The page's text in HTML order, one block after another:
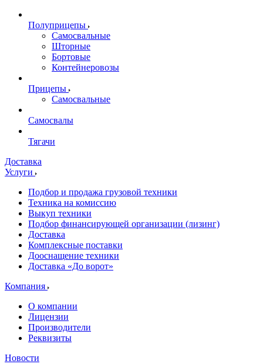
Полуприцепы
Самосвальные
Шторные
Бортовые
Контейнеровозы
Прицепы
Самосвальные
Самосвалы
Тягачи
Доставка
Услуги
Подбор и продажа грузовой техники
Техника на комиссию
Выкуп техники
Подбор финансирующей организации (лизинг)
Доставка
Комплексные поставки
Дооснащение техники
Доставка «До ворот»
Компания
О компании
Лицензии
Производители
Реквизиты
Новости